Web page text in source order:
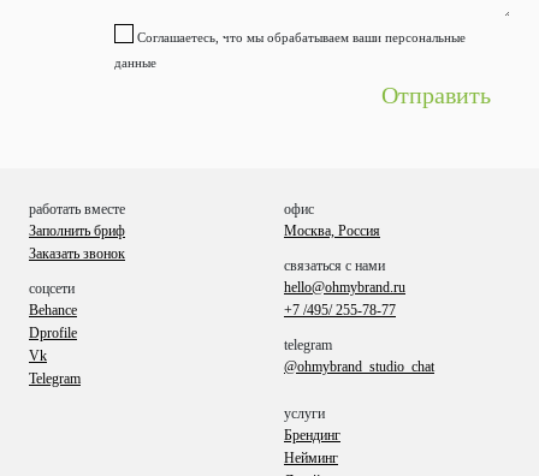
Соглашаетесь, что мы обрабатываем ваши персональные
данные
услуги
Брендинг
Нейминг
офис
Москва, Россия
связаться с нами
hello@ohmybrand.ru
+7 /495/ 255-78-77
telegram
@ohmybrand_studio_chat
работать вместе
Заполнить бриф
Заказать звонок
соцсети
Behance
Dprofile
Vk
Telegram